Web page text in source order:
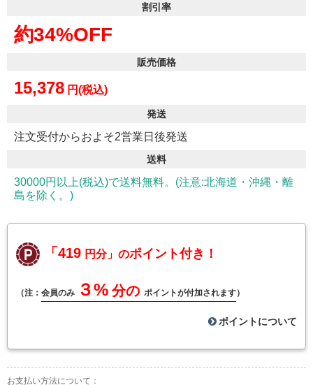
割引率
約34%OFF
販売価格
15,378 円(税込)
発送
注文受付からおよそ2営業日後発送
送料
30000円以上(税込)で送料無料。(注意:北海道・沖縄・離
島を除く。)
「419 円分」のポイント付き！
（注： 会員のみ ３% 分の ポイントが付加されます）
ポイントについて
お支払い方法について：